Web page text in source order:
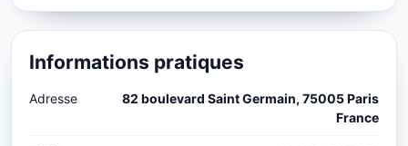
Informations pratiques
Adresse
82 boulevard Saint Germain, 75005 Paris
France